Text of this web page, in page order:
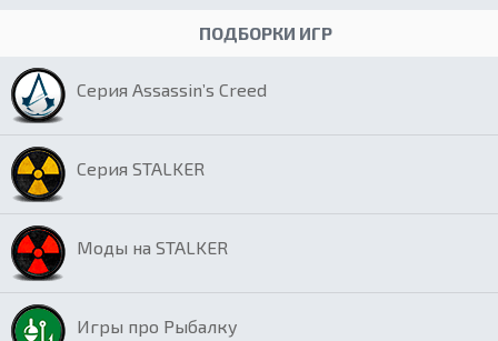
ПОДБОРКИ ИГР
Серия Assassin’s Creed
Серия STALKER
Моды на STALKER
Игры про Рыбалку